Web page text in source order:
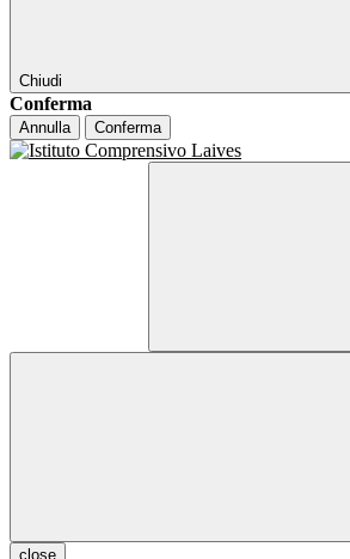
Chiudi
Conferma
Annulla Conferma
close